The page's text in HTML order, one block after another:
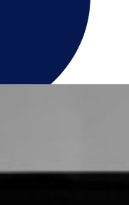
plezie...